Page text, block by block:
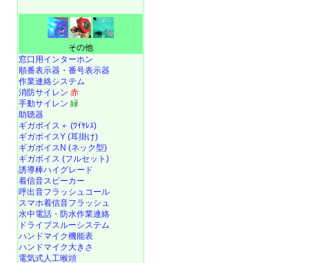
その他
窓口用インターホン
順番表示器・番号表示器
作業連絡システム
消防サイレン 赤
手動サイレン 緑
助聴器
ギガボイス＋ (ﾜｲﾔﾚｽ)
ギガボイスY (耳掛け)
ギガボイスN (ネック型)
ギガボイス (フルセット)
誘導棒ハイグレード
着信音スピーカー
呼出音フラッシュコール
スマホ着信音フラッシュ
水中電話 ・ 防水作業連絡
ドライブスルーシステム
ハンドマイク機能表
ハンドマイク大きさ
電気式人工喉頭